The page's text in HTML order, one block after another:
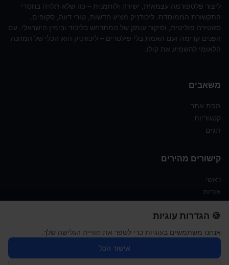
ליצור פלטפורמה עצמאית, ישירה ולוחמנית – כזו שלא תלויה בחסדי
התקשורת הממוסדת. ליכודניק מציע חדשות, טורי דעה, סקופים,
סאטירה פוליטית, וסיקור עומק של המתרחש בליכוד ובימין הישראלי. עם
הפנים קדימה ועם האמת בלי פילטרים – ליכודניק הוא הכלי של המחנה
הלאומי להשמיע את קולו.
משאבים
מפת אתר
קטגוריות
תגים
קישורים מהירים
ראשי
אודות
תנאי שימוש לאתר "ליכודניק"
מדיניות פרטיות
🍪 הגדרות עוגיות
אנחנו משתמשים בעוגיות כדי לשפר את חוויית הגלישה שלך.
אישור הכל